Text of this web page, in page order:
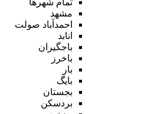
مشهد
احمدآباد صولت
انابد
باجگیران
باخرز
بار
بایگ
بجستان
بردسکن